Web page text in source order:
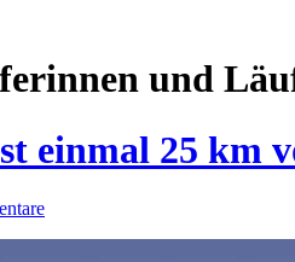
und
einmal 25 km